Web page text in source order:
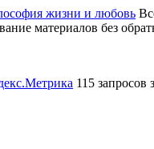
жизни и любовь
материалов без
115 запросов